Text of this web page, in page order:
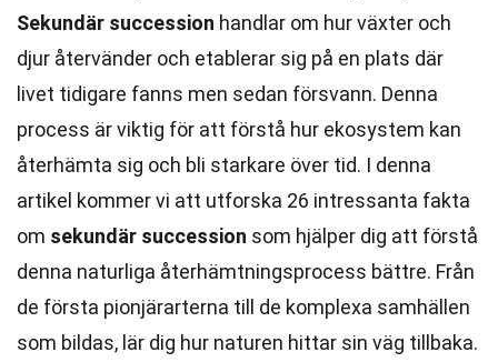
Sekundär succession handlar om hur växter och
djur återvänder och etablerar sig på en plats där
livet tidigare fanns men sedan försvann. Denna
process är viktig för att förstå hur ekosystem kan
återhämta sig och bli starkare över tid. I denna
artikel kommer vi att utforska 26 intressanta fakta
om sekundär succession som hjälper dig att förstå
denna naturliga återhämtningsprocess bättre. Från
de första pionjärarterna till de komplexa samhällen
som bildas, lär dig hur naturen hittar sin väg tillbaka.